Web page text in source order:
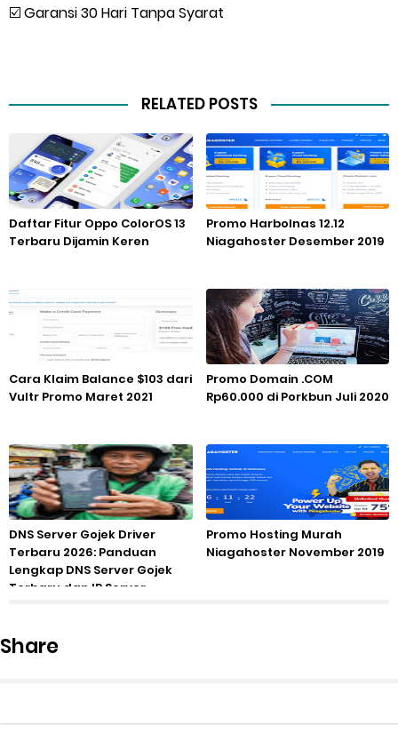
☑️ Garansi 30 Hari Tanpa Syarat
RELATED POSTS
Daftar Fitur Oppo ColorOS 13
Terbaru Dijamin Keren
Promo Harbolnas 12.12
Niagahoster Desember 2019
Cara Klaim Balance $103 dari
Vultr Promo Maret 2021
Promo Domain .COM
Rp60.000 di Porkbun Juli 2020
DNS Server Gojek Driver
Terbaru 2026: Panduan
Lengkap DNS Server Gojek
Terbaru dan IP Server
Promo Hosting Murah
Niagahoster November 2019
Share